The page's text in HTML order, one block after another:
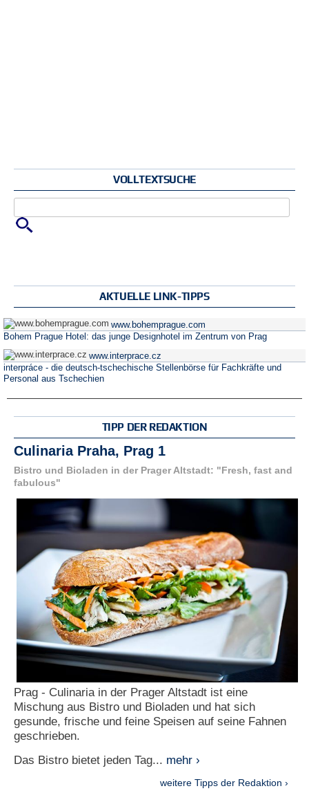
VOLLTEXTSUCHE
AKTUELLE LINK-TIPPS
www.bohemprague.com
Bohem Prague Hotel: das junge Designhotel im Zentrum von Prag
www.interprace.cz
interpráce - die deutsch-tschechische Stellenbörse für Fachkräfte und
Personal aus Tschechien
TIPP DER REDAKTION
Culinaria Praha, Prag 1
Bistro und Bioladen in der Prager Altstadt: "Fresh, fast and
fabulous"
Prag - Culinaria in der Prager Altstadt ist eine
Mischung aus Bistro und Bioladen und hat sich
gesunde, frische und feine Speisen auf seine Fahnen
geschrieben.
Das Bistro bietet jeden Tag... mehr ›
weitere Tipps der Redaktion ›